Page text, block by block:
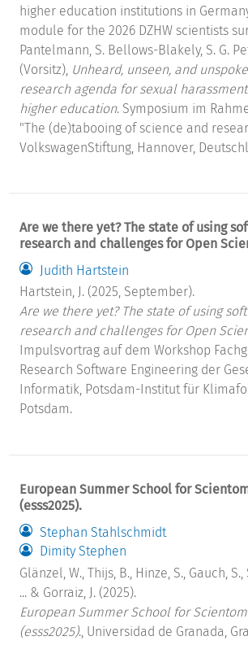
higher education institutions in
module for the 2026 DZHW scientists
Pantelmann, S. Bellows-Blakely, S. G.
(Vorsitz), Unheard, unseen, and
research agenda for sexual
higher education. Symposium im
"The (de)tabooing of science and
VolkswagenStiftung, Hannover,
Are we there yet? The state of using
research and challenges for Open
Judith Hartstein
Hartstein, J. (2025, September).
Are we there yet? The state of using
research and challenges for Open
Impulsvortrag auf dem Workshop
Research Software Engineering der
Informatik, Potsdam-Institut für
Potsdam.
European Summer School for
(esss2025).
Stephan Stahlschmidt
Dimity Stephen
Glänzel, W., Thijs, B., Hinze, S., Gauch,
... & Gorraiz, J. (2025).
European Summer School for
(esss2025)., Universidad de Granada,